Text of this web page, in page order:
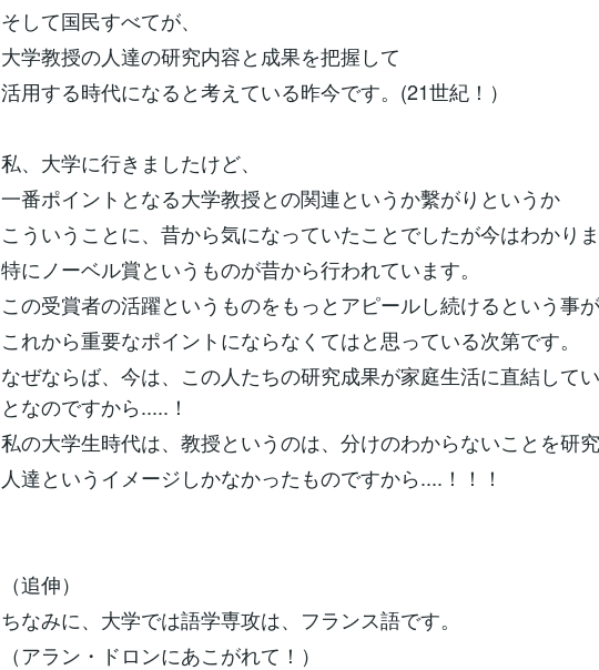
そして国民すべてが、
大学教授の人達の研究内容と成果を把握して
活用する時代になると考えている昨今です。(21世紀！）
私、大学に行きましたけど、
一番ポイントとなる大学教授との関連というか繫がりというか
こういうことに、昔から気になっていたことでしたが今はわかりま
特にノーベル賞というものが昔から行われています。
この受賞者の活躍というものをもっとアピールし続けるという事が
これから重要なポイントにならなくてはと思っている次第です。
なぜならば、今は、この人たちの研究成果が家庭生活に直結して
となのですから.....！
私の大学生時代は、教授というのは、分けのわからないことを研
人達というイメージしかなかったものですから....！！！
（追伸）
ちなみに、大学では語学専攻は、フランス語です。
（アラン・ドロンにあこがれて！）